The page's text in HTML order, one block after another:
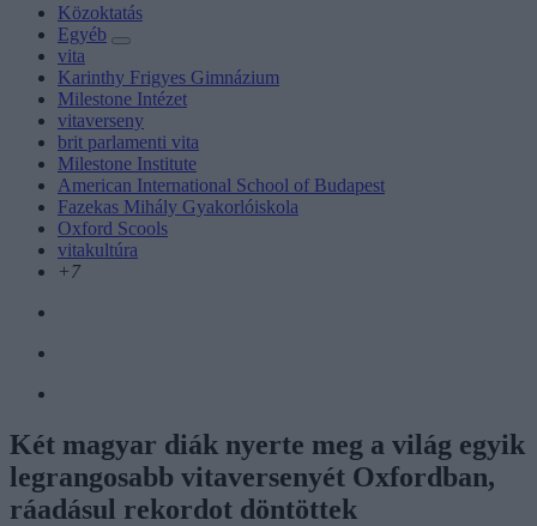
Közoktatás
Egyéb
vita
Karinthy Frigyes Gimnázium
Milestone Intézet
vitaverseny
brit parlamenti vita
Milestone Institute
American International School of Budapest
Fazekas Mihály Gyakorlóiskola
Oxford Scools
vitakultúra
+7
Két magyar diák nyerte meg a világ egyik
legrangosabb vitaversenyét Oxfordban,
ráadásul rekordot döntöttek